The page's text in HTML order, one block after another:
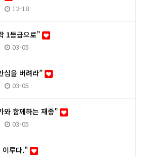
12-18
1등급으로”
03-05
심을 버려라”
03-05
와 함께하는 재종”
03-05
이루다."